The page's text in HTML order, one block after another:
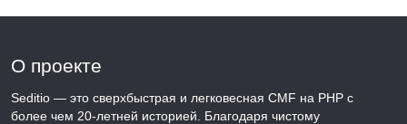
О проекте
Seditio — это сверхбыстрая и легковесная CMF на PHP с
более чем 20-летней историей. Благодаря чистому